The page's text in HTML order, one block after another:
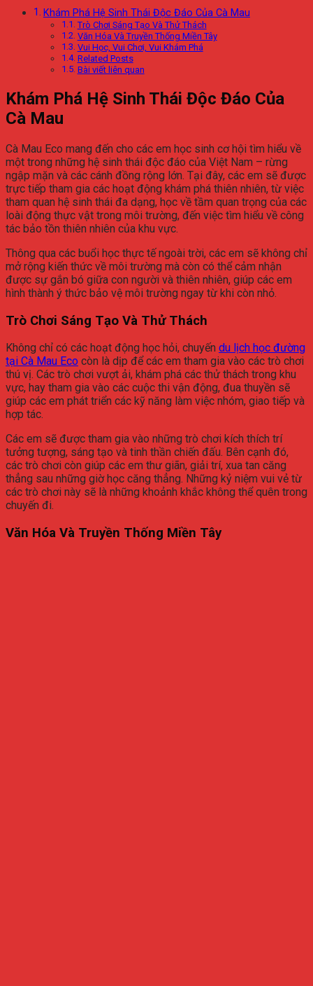
Khám Phá Hệ Sinh Thái Độc Đáo Của Cà Mau
Trò Chơi Sáng Tạo Và Thử Thách
Văn Hóa Và Truyền Thống Miền Tây
Vui Học, Vui Chơi, Vui Khám Phá
Related Posts
Bài viết liên quan
Khám Phá Hệ Sinh Thái Độc Đáo Của
Cà Mau
Cà Mau Eco mang đến cho các em học sinh cơ hội tìm hiểu về
một trong những hệ sinh thái độc đáo của Việt Nam – rừng
ngập mặn và các cánh đồng rộng lớn. Tại đây, các em sẽ được
trực tiếp tham gia các hoạt động khám phá thiên nhiên, từ việc
tham quan hệ sinh thái đa dạng, học về tầm quan trọng của các
loài động thực vật trong môi trường, đến việc tìm hiểu về công
tác bảo tồn thiên nhiên của khu vực.
Thông qua các buổi học thực tế ngoài trời, các em sẽ không chỉ
mở rộng kiến thức về môi trường mà còn có thể cảm nhận
được sự gắn bó giữa con người và thiên nhiên, giúp các em
hình thành ý thức bảo vệ môi trường ngay từ khi còn nhỏ.
Trò Chơi Sáng Tạo Và Thử Thách
Không chỉ có các hoạt động học hỏi, chuyến du lịch học đường
tại Cà Mau Eco còn là dịp để các em tham gia vào các trò chơi
thú vị. Các trò chơi vượt ải, khám phá các thử thách trong khu
vực, hay tham gia vào các cuộc thi vận động, đua thuyền sẽ
giúp các em phát triển các kỹ năng làm việc nhóm, giao tiếp và
hợp tác.
Các em sẽ được tham gia vào những trò chơi kích thích trí
tưởng tượng, sáng tạo và tinh thần chiến đấu. Bên cạnh đó,
các trò chơi còn giúp các em thư giãn, giải trí, xua tan căng
thẳng sau những giờ học căng thẳng. Những kỷ niệm vui vẻ từ
các trò chơi này sẽ là những khoảnh khắc không thể quên trong
chuyến đi.
Văn Hóa Và Truyền Thống Miền Tây